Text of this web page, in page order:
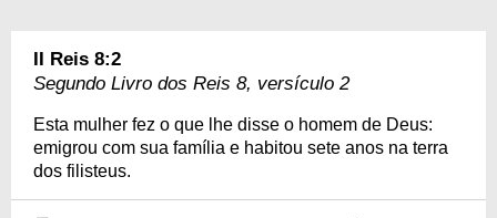
II Reis 8:2
Segundo Livro dos Reis 8, versículo 2
Esta mulher fez o que lhe disse o homem de Deus:
emigrou com sua família e habitou sete anos na terra
dos filisteus.